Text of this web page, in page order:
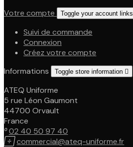
Votre compte
Toggle your account links
Suivi de commande
Connexion
Créez votre compte
Informations
Toggle store information 
ATEQ Uniforme
5 rue Léon Gaumont
44700 Orvault
France
02 40 50 97 40
commercial@ateq-uniforme.fr